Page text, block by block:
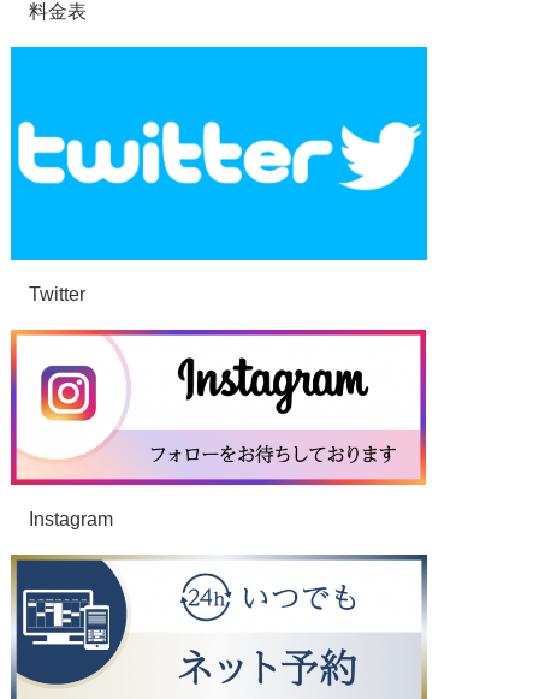
料金表
Twitter
Instagram